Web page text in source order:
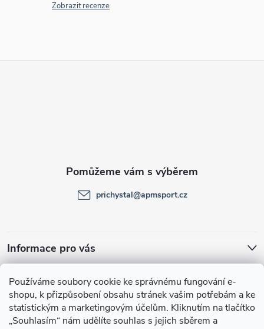
Používáme soubory cookie ke správnému fungování e-
shopu, k přizpůsobení obsahu stránek vašim potřebám a ke
statistickým a marketingovým účelům. Kliknutím na tlačítko
„Souhlasím“ nám udělíte souhlas s jejich sběrem a
Zobrazit recenze
Informace pro vás
prichystal@apmsport.cz
Facebook